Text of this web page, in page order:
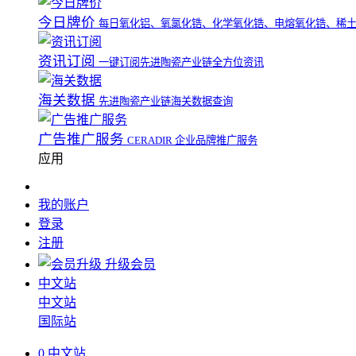
今日牌价 每日氧化铝、氧氯化锆、化学氧化锆、电熔氧化锆、稀
资讯订阅 一键订阅先进陶瓷产业链全方位资讯
海关数据 先进陶瓷产业链海关数据查询
广告推广服务 CERADIR 企业品牌推广服务
应用
我的账户
登录
注册
升级会员
中文站
中文站
国际站